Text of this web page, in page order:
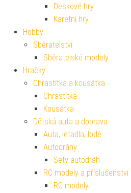
Deskové hry
Karetní hry
Hobby
Sběratelství
Sběratelské modely
Hračky
Chrastítka a kousátka
Chrastítka
Kousátka
Dětská auta a doprava
Auta, letadla, lodě
Autodráhy
Sety autodráh
RC modely a příslušenství
RC modely